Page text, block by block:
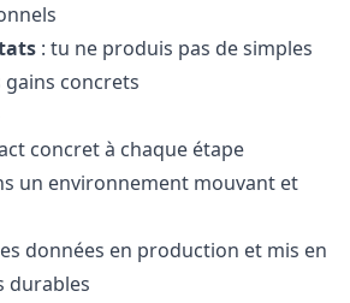
: tu ne produis pas de simples
concrets
concret à chaque étape
un environnement mouvant et
données en production et mis en
durables